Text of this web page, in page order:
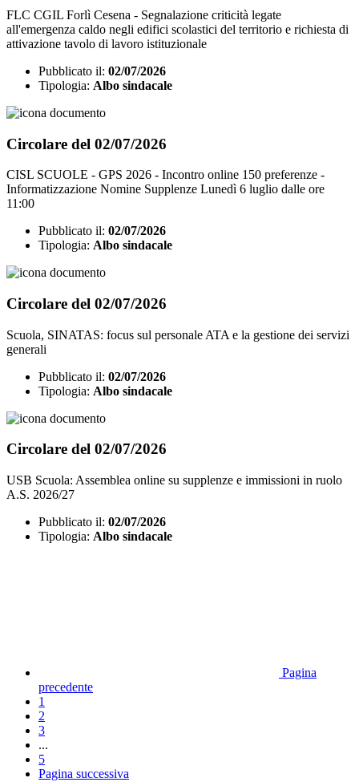
FLC CGIL Forlì Cesena - Segnalazione criticità legate
all'emergenza caldo negli edifici scolastici del territorio e richiesta di
attivazione tavolo di lavoro istituzionale
Pubblicato il: 02/07/2026
Tipologia: Albo sindacale
Circolare del 02/07/2026
CISL SCUOLE - GPS 2026 - Incontro online 150 preferenze -
Informatizzazione Nomine Supplenze Lunedì 6 luglio dalle ore
11:00
Pubblicato il: 02/07/2026
Tipologia: Albo sindacale
Circolare del 02/07/2026
Scuola, SINATAS: focus sul personale ATA e la gestione dei servizi
generali
Pubblicato il: 02/07/2026
Tipologia: Albo sindacale
Circolare del 02/07/2026
USB Scuola: Assemblea online su supplenze e immissioni in ruolo
A.S. 2026/27
Pubblicato il: 02/07/2026
Tipologia: Albo sindacale
Pagina
precedente
1
2
3
...
5
Pagina successiva